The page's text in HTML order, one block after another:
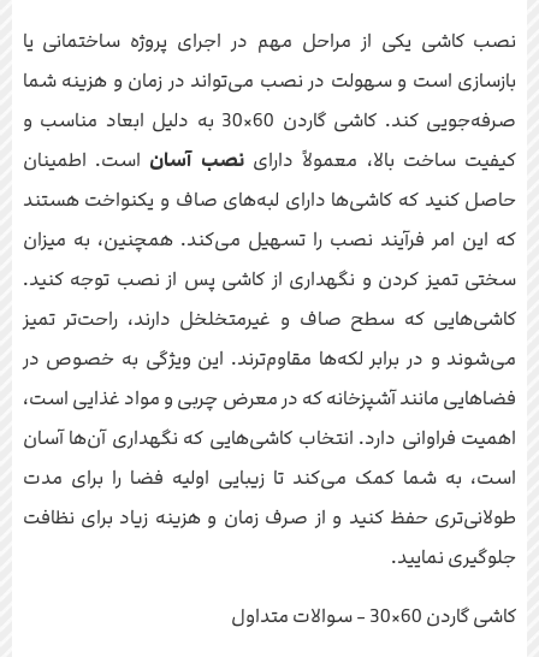
نصب کاشی یکی از مراحل مهم در اجرای پروژه ساختمانی یا
بازسازی است و سهولت در نصب می‌تواند در زمان و هزینه شما
صرفه‌جویی کند. کاشی گاردن 60×30 به دلیل ابعاد مناسب و
کیفیت ساخت بالا، معمولاً داراینصب آسان است. اطمینان
حاصل کنید که کاشی‌ها دارای لبه‌های صاف و یکنواخت هستند
که این امر فرآیند نصب را تسهیل می‌کند. همچنین، به میزان
سختی تمیز کردن و نگهداری از کاشی پس از نصب توجه کنید.
کاشی‌هایی که سطح صاف و غیرمتخلخل دارند، راحت‌تر تمیز
می‌شوند و در برابر لکه‌ها مقاوم‌ترند. این ویژگی به خصوص در
فضاهایی مانند آشپزخانه که در معرض چربی و مواد غذایی است،
اهمیت فراوانی دارد. انتخاب کاشی‌هایی که نگهداری آن‌ها آسان
است، به شما کمک می‌کند تا زیبایی اولیه فضا را برای مدت
طولانی‌تری حفظ کنید و از صرف زمان و هزینه زیاد برای نظافت
جلوگیری نمایید.
کاشی گاردن 60×30 - سوالات متداول